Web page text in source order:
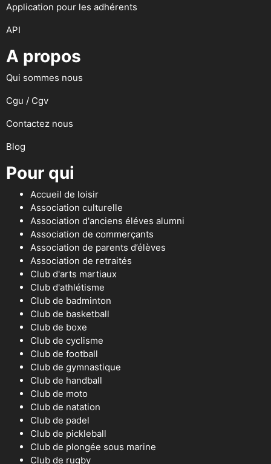
Application pour les adhérents
API
A propos
Qui sommes nous
Cgu / Cgv
Contactez nous
Blog
Pour qui
Accueil de loisir
Association culturelle
Association d'anciens éléves alumni
Association de commerçants
Association de parents d’élèves
Association de retraités
Club d'arts martiaux
Club d'athlétisme
Club de badminton
Club de basketball
Club de boxe
Club de cyclisme
Club de football
Club de gymnastique
Club de handball
Club de moto
Club de natation
Club de padel
Club de pickleball
Club de plongée sous marine
Club de rugby